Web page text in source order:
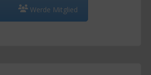
Werde Mitglied